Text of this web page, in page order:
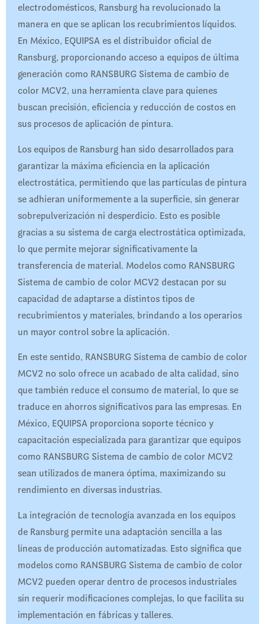
electrodomésticos, Ransburg ha revolucionado la
manera en que se aplican los recubrimientos líquidos.
En México, EQUIPSA es el distribuidor oficial de
Ransburg, proporcionando acceso a equipos de última
generación como RANSBURG Sistema de cambio de
color MCV2, una herramienta clave para quienes
buscan precisión, eficiencia y reducción de costos en
sus procesos de aplicación de pintura.
Los equipos de Ransburg han sido desarrollados para
garantizar la máxima eficiencia en la aplicación
electrostática, permitiendo que las partículas de pintura
se adhieran uniformemente a la superficie, sin generar
sobrepulverización ni desperdicio. Esto es posible
gracias a su sistema de carga electrostática optimizada,
lo que permite mejorar significativamente la
transferencia de material. Modelos como RANSBURG
Sistema de cambio de color MCV2 destacan por su
capacidad de adaptarse a distintos tipos de
recubrimientos y materiales, brindando a los operarios
un mayor control sobre la aplicación.
En este sentido, RANSBURG Sistema de cambio de color
MCV2 no solo ofrece un acabado de alta calidad, sino
que también reduce el consumo de material, lo que se
traduce en ahorros significativos para las empresas. En
México, EQUIPSA proporciona soporte técnico y
capacitación especializada para garantizar que equipos
como RANSBURG Sistema de cambio de color MCV2
sean utilizados de manera óptima, maximizando su
rendimiento en diversas industrias.
La integración de tecnología avanzada en los equipos
de Ransburg permite una adaptación sencilla a las
líneas de producción automatizadas. Esto significa que
modelos como RANSBURG Sistema de cambio de color
MCV2 pueden operar dentro de procesos industriales
sin requerir modificaciones complejas, lo que facilita su
implementación en fábricas y talleres.